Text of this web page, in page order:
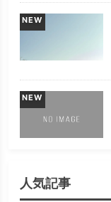
NEW
NEW
人気記事